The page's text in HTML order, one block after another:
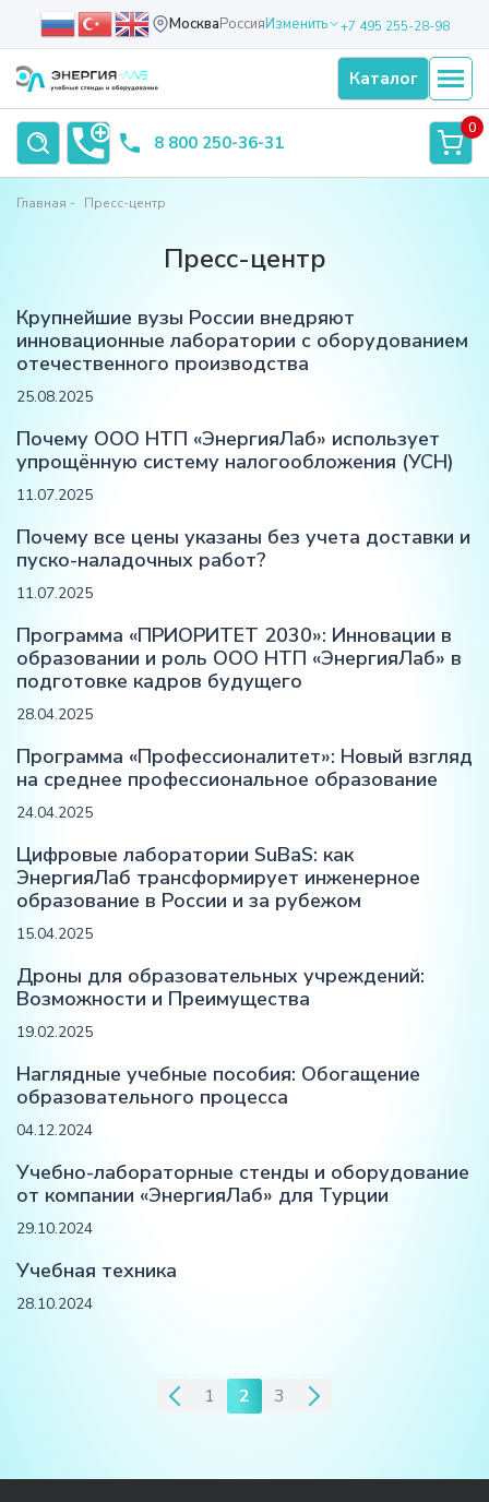
МоскваРоссияИзменить +7 495 255-28-98
Каталог
8 800 250-36-31
0
Главная Пресс-центр
Пресс-центр
Крупнейшие вузы России внедряют
инновационные лаборатории с оборудованием
отечественного производства
25.08.2025
Почему ООО НТП «ЭнергияЛаб» использует
упрощённую систему налогообложения (УСН)
11.07.2025
Почему все цены указаны без учета доставки и
пуско-наладочных работ?
11.07.2025
Программа «ПРИОРИТЕТ 2030»: Инновации в
образовании и роль ООО НТП «ЭнергияЛаб» в
подготовке кадров будущего
28.04.2025
Программа «Профессионалитет»: Новый взгляд
на среднее профессиональное образование
24.04.2025
Цифровые лаборатории SuBaS: как
ЭнергияЛаб трансформирует инженерное
образование в России и за рубежом
15.04.2025
Дроны для образовательных учреждений:
Возможности и Преимущества
19.02.2025
Наглядные учебные пособия: Обогащение
образовательного процесса
04.12.2024
Учебно-лабораторные стенды и оборудование
от компании «ЭнергияЛаб» для Турции
29.10.2024
Учебная техника
28.10.2024
Пагинация
1 2 3